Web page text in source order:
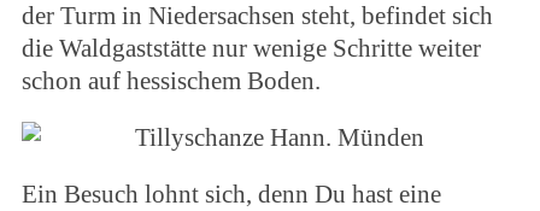
der Turm in Niedersachsen steht, befindet sich
die Waldgaststätte nur wenige Schritte weiter
schon auf hessischem Boden.
Ein Besuch lohnt sich, denn Du hast eine